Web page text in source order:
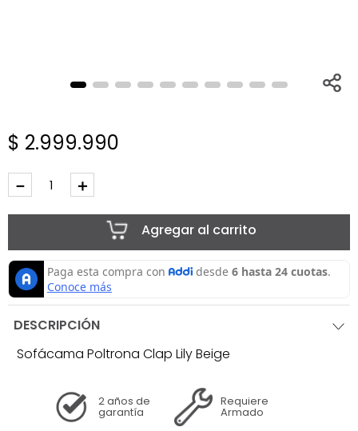
$ 2.999.990
＋
－
Agregar al carrito
DESCRIPCIÓN
Sofácama Poltrona Clap Lily Beige
2 años de
garantía
Requiere
Armado